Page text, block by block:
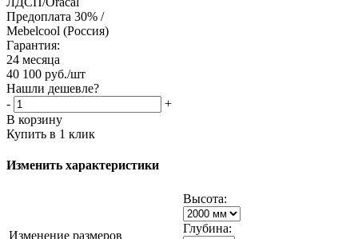
Предоплата 30% /
Mebelcool (Россия)
Гарантия:
24 месяца
40 100 руб./шт
Нашли дешевле?
-
+
В корзину
Купить в 1 клик
Изменить характеристики
Изменение размеров
Высота:
Глубина: